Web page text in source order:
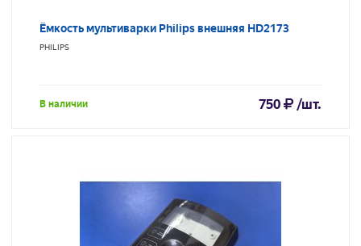
Ёмкость мультиварки Philips внешняя HD2173
PHILIPS
В наличии 750 /шт.